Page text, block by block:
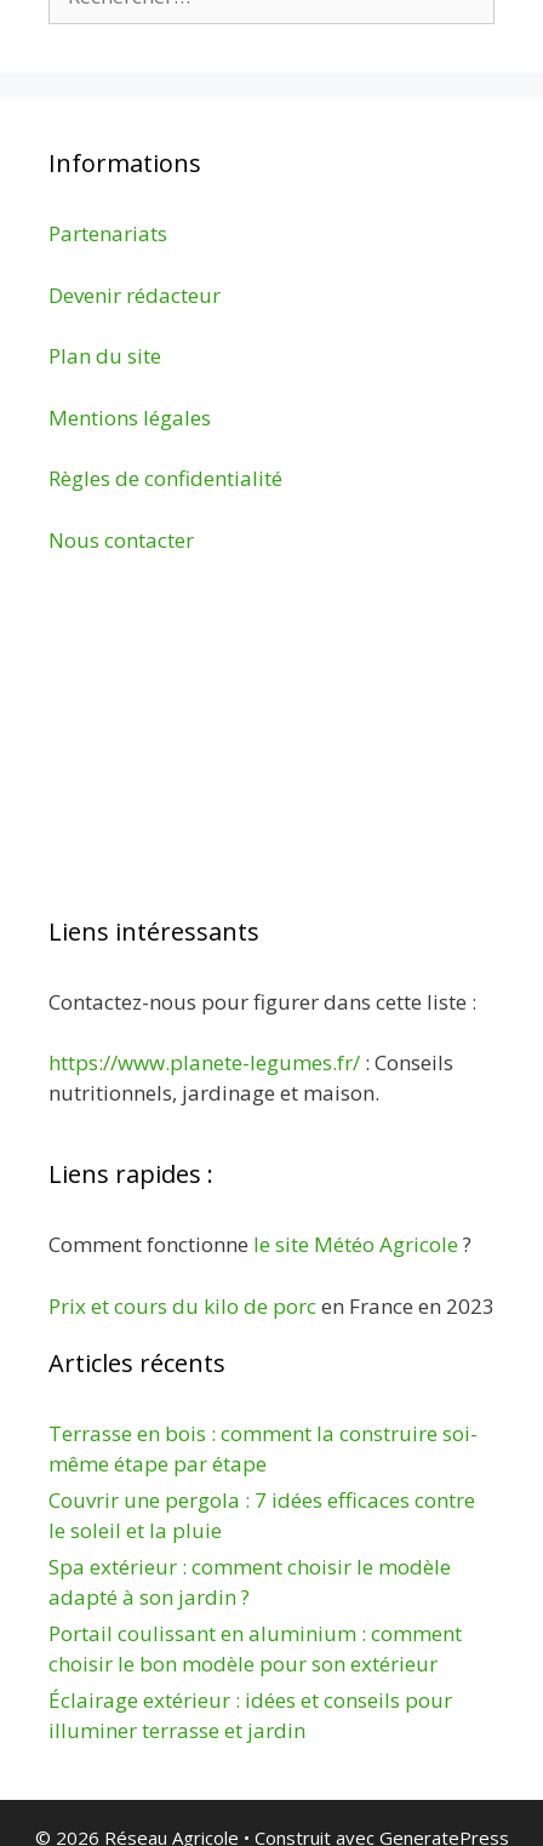
Informations
Partenariats
Devenir rédacteur
Plan du site
Mentions légales
Règles de confidentialité
Nous contacter
Liens intéressants
Contactez-nous pour figurer dans cette liste :
https://www.planete-legumes.fr/ : Conseils
nutritionnels, jardinage et maison.
Liens rapides :
Comment fonctionne le site Météo Agricole?
Prix et cours du kilo de porcen France en 2023
Articles récents
Terrasse en bois : comment la construire soi-
même étape par étape
Couvrir une pergola : 7 idées efficaces contre
le soleil et la pluie
Spa extérieur : comment choisir le modèle
adapté à son jardin ?
Portail coulissant en aluminium : comment
choisir le bon modèle pour son extérieur
Éclairage extérieur : idées et conseils pour
illuminer terrasse et jardin
© 2026 Réseau Agricole • Construit avec GeneratePress